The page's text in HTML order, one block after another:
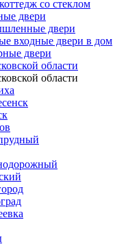
со стеклом
двери
двери
входные двери в дом
двери
области
области